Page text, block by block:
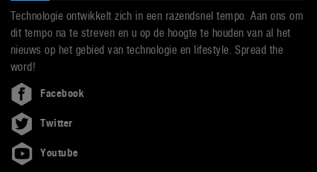
Technologie ontwikkelt zich in een razendsnel tempo. Aan ons om
dit tempo na te streven en u op de hoogte te houden van al het
nieuws op het gebied van technologie en lifestyle. Spread the
word!
Facebook
Twitter
Youtube